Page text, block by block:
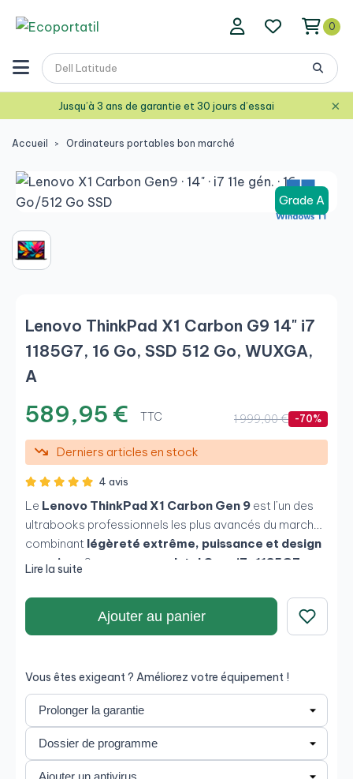
0
Jusqu’à 3 ans de garantie et 30 jours d’essai ×
Accueil Ordinateurs portables bon marché
Grade A
Lenovo ThinkPad X1 Carbon G9 14" i7
1185G7, 16 Go, SSD 512 Go, WUXGA,
A
589,95 € TTC 1 999,00 € -70%
Derniers articles en stock
4 avis
Le Lenovo ThinkPad X1 Carbon Gen 9 est l’un des
ultrabooks professionnels les plus avancés du marché,
combinant légèreté extrême, puissance et design
premium
. Son processeur Intel Core i7-1185G7
512 Go, offre d’excellentes performances pour le
multitâche, le travail en entreprise, la création légère et
le télétravail. Son écran14" WUXGA (1920×1200)au
châssis en fibre de carbone apporte rigidité, durabilité
et une finition haut de gamme.
Lire la suite
Ajouter au panier
Vous êtes exigeant ? Améliorez votre équipement !